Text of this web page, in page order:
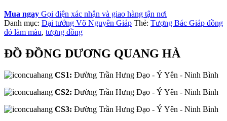
Mua ngay Gọi điện xác nhận và giao hàng tận nơi
Danh mục: Đại tướng Võ Nguyên Giáp Thẻ: Tượng Bác Giáp đồng
đỏ làm màu, tượng đồng
ĐỒ ĐỒNG DƯƠNG QUANG HÀ
CS1: Đường Trần Hưng Đạo - Ý Yên - Ninh Bình
CS2: Đường Trần Hưng Đạo - Ý Yên - Ninh Bình
CS3: Đường Trần Hưng Đạo - Ý Yên - Ninh Bình